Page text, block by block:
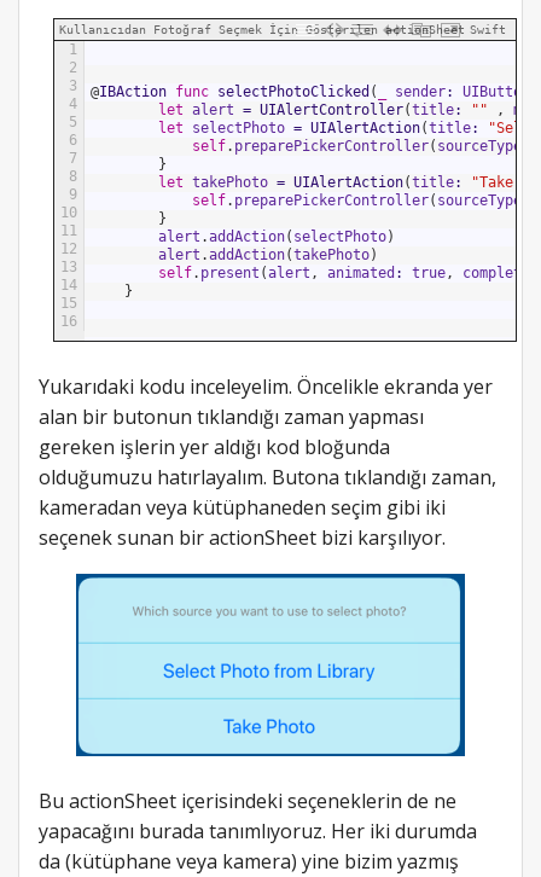
Kullanıcıdan Fotoğraf Seçmek İçin Gösterilen actionSheet Swift
1
2
3
4
5
6
7
8
9
10
11
12
13
14
15
16
@IBAction func selectPhotoClicked ( sender: UIButton
let alert = UIAlertController(title: "" ,
let
selectPhoto = UIAlertAction(title:
self. preparePickerController( sourceType
}
let takePhoto = UIAlertAction(title:
"Take
self. preparePickerController( sourceType
}
alert .addAction( selectPhoto)
alert .addAction(takePhoto)
self. present (alert , animated : true ,
}
Yukarıdaki kodu inceleyelim. Öncelikle ekranda yer
alan bir butonun tıklandığı zaman yapması
gereken işlerin yer aldığı kod bloğunda
olduğumuzu hatırlayalım. Butona tıklandığı zaman,
kameradan veya kütüphaneden seçim gibi iki
seçenek sunan bir actionSheet bizi karşılıyor.
Bu actionSheet içerisindeki seçeneklerin de ne
yapacağını burada tanımlıyoruz. Her iki durumda
da (kütüphane veya kamera) yine bizim yazmış